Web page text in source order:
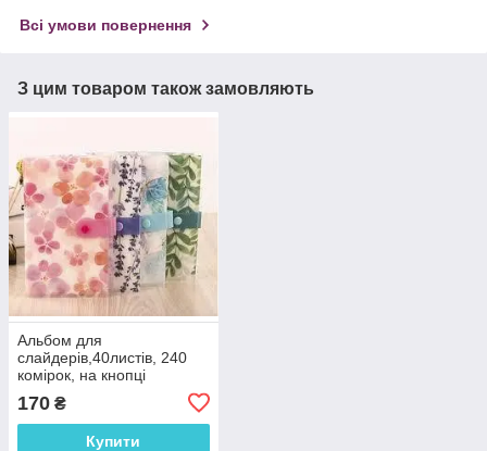
Всі умови повернення
З цим товаром також замовляють
Альбом для
слайдерів,40листів, 240
комірок, на кнопці
170 ₴
Купити